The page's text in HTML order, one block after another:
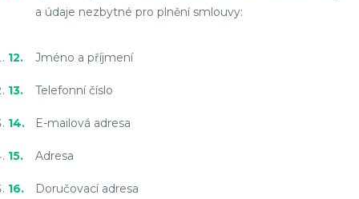
a údaje nezbytné pro plnění smlouvy:
Jméno a příjmení
Telefonní číslo
E-mailová adresa
Adresa
Doručovací adresa